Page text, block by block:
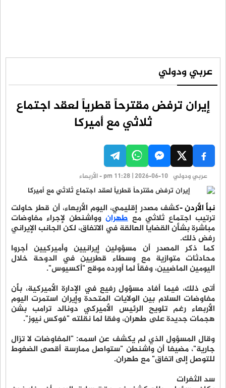
عربي ودولي
إيران ترفض مقترحاً قطرياً لعقد اجتماع
ثلاثي مع أميركا
عربي ودولي pm 11:28 | 2026-06-10 - الأربعاء
نبأ الأردن -كشف مصدر إقليمي، اليوم الأربعاء، أن قطر حاولت
ترتيب اجتماع ثلاثي مع طهران وواشنطن لإجراء مفاوضات
مباشرة بشأن القضايا العالقة في الاتفاق، لكن الجانب الإيراني
رفض ذلك.
كما ذكر المصدر أن مسؤولين إيرانيين وأميركيين أجروا
محادثات متوازية مع وسطاء قطريين في الدوحة خلال
اليومين الماضيين، وفقاً لما أورده موقع "أكسيوس".
أتى ذلك، فيما أفاد مسؤول رفيع في الإدارة الأميركية، بأن
مفاوضات السلام بين الولايات المتحدة وإيران استمرت اليوم
الأربعاء رغم تلويح الرئيس الأميركي دونالد ترامب بشن
هجمات جديدة على طهران، وفقا لما نقلته "فوكس نيوز".
وقال المسؤول الذي لم يكشف عن اسمه: "المفاوضات لا تزال
جارية"، مضيفا أن واشنطن "ستواصل ممارسة أقصى الضغوط
للتوصل إلى اتفاق" مع طهران.
سد الثغرات